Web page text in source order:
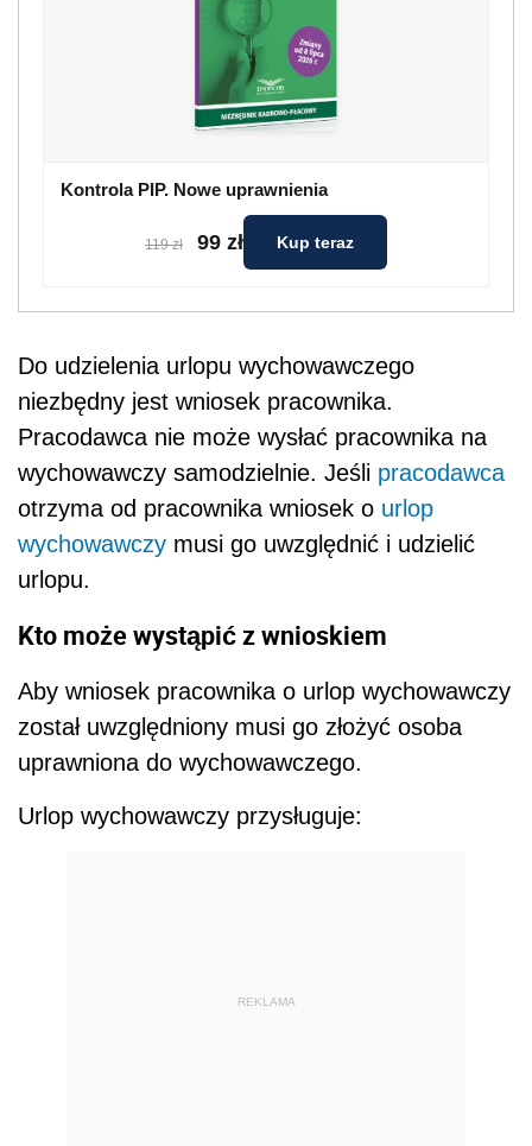
Kontrola PIP. Nowe uprawnienia
119 zł 99 zł Kup teraz
Do udzielenia urlopu wychowawczego
niezbędny jest wniosek pracownika.
Pracodawca nie może wysłać pracownika na
wychowawczy samodzielnie. Jeśli pracodawca
otrzyma od pracownika wniosek o urlop
wychowawczy musi go uwzględnić i udzielić
urlopu.
Kto może wystąpić z wnioskiem
Aby wniosek pracownika o urlop wychowawczy
został uwzględniony musi go złożyć osoba
uprawniona do wychowawczego.
Urlop wychowawczy przysługuje:
REKLAMA